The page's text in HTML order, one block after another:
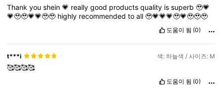
Thankyoushein💗 reallygood productsquality issuperb🥹💗
💗🥹🥹💗💗🥹🥹 highly recommendedtoall🥹💗💗💗🥹💗🥹🥹🥹
도움이 됨 (0)
t***i 색: 하늘색 / 사이즈: M
🥰🥰🥰🥰
도움이 됨 (0)